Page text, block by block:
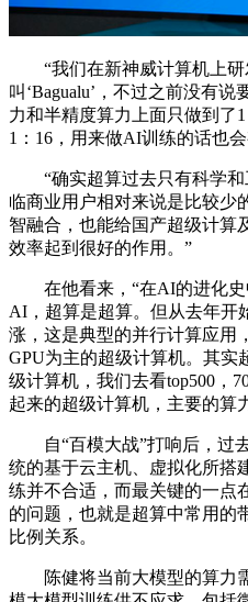
“我们在新神威计算机上研
叫‘Bagualu’，不过之前没有
力和半精度算力上面只做到了
1：16，用来做AI训练的话也
“确实超算过去只有科学和
临商业用户相对来说是比较少
智融合，也能给国产超级计算
效率起到很好的作用。”
在他看来，“在AI的进化史
AI，超算是超算。但从去年开
涨，这是典型的并行计算应用
GPU为主的超级计算机。其实
级计算机，我们去看top500，
起来的超级计算机，主要的算
自“百模大战”打响后，过
统的基于云主机、虚拟化所搭
练并不合适，而最关键的一点
的问题，也就是超算中常用的
比例关系。
陈健将当前大模型的算力